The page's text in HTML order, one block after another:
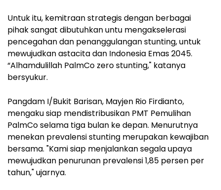
Untuk itu, kemitraan strategis dengan berbagai
pihak sangat dibutuhkan untu mengakselerasi
pencegahan dan penanggulangan stunting, untuk
mewujudkan astacita dan Indonesia Emas 2045.
“Alhamdulillah PalmCo zero stunting," katanya
bersyukur.
Pangdam I/Bukit Barisan, Mayjen Rio Firdianto,
mengaku siap mendistribusikan PMT Pemulihan
PalmCo selama tiga bulan ke depan. Menurutnya
menekan prevalensi stunting merupakan kewajiban
bersama. "Kami siap menjalankan segala upaya
mewujudkan penurunan prevalensi 1,85 persen per
tahun," ujarnya.